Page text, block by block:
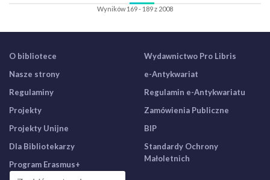
Wyników 169 - 189 z 2008
O bibliotece
Nasze strony
Regulaminy
Projekty
Projekty Unijne
Dla Bibliotekarzy
Program Erasmus+
Wydawnictwo Pro Libris
e-Antykwariat
Regulamin e-Antykwariatu
Zamówienia Publiczne
BIP
Standardy Ochrony
Małoletnich